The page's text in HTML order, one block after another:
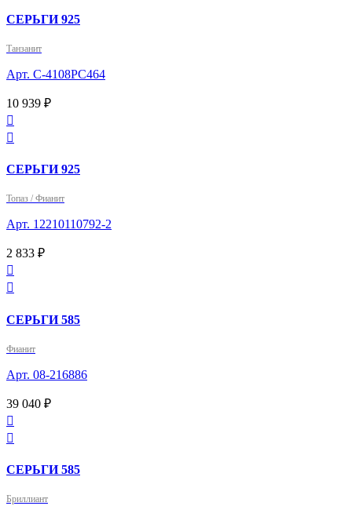
СЕРЬГИ 925
Танзанит
Арт. С-4108РС464
10 939 ₽


СЕРЬГИ 925
Топаз / Фианит
Арт. 12210110792-2
2 833 ₽


СЕРЬГИ 585
Фианит
Арт. 08-216886
39 040 ₽


СЕРЬГИ 585
Бриллиант